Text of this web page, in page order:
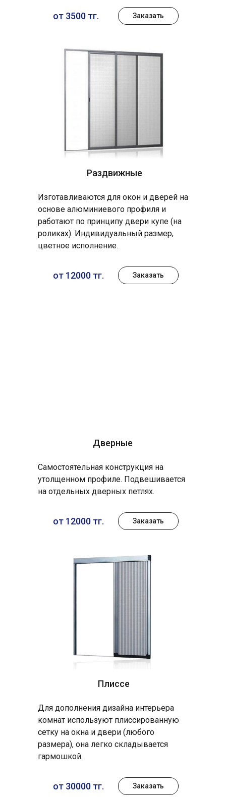
Раздвижные
Дверные
Плиссе
Изготавливаются для окон и дверей на
основе алюминиевого профиля и
работают по принципу двери купе (на
роликах). Индивидуальный размер,
цветное исполнение.
Самостоятельная конструкция на
утолщенном профиле. Подвешивается
на отдельных дверных петлях.
Для дополнения дизайна интерьера
комнат используют плиссированную
сетку на окна и двери (любого
размера), она легко складывается
гармошкой.
от 3500 тг.
от 12000 тг.
от 12000 тг.
от 30000 тг.
Заказать
Заказать
Заказать
Заказать